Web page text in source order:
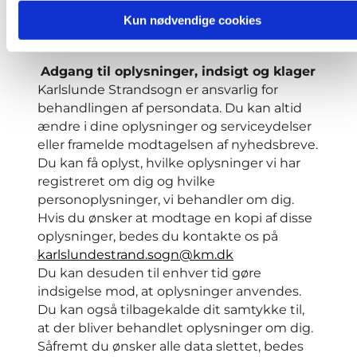
Kun nødvendige cookies
hyppigere. Du kan desuden risikere, at
websitet ikke fungerer optimalt, samt at
der er indhold, du ikke kan få adgang til.
Adgang til oplysninger, indsigt og klager
Karlslunde Strandsogn er ansvarlig for
behandlingen af persondata. Du kan altid
ændre i dine oplysninger og serviceydelser
eller framelde modtagelsen af nyhedsbreve.
Du kan få oplyst, hvilke oplysninger vi har
registreret om dig og hvilke
personoplysninger, vi behandler om dig.
Hvis du ønsker at modtage en kopi af disse
oplysninger, bedes du kontakte os på
karlslundestrand.sogn@km.dk
Du kan desuden til enhver tid gøre
indsigelse mod, at oplysninger anvendes.
Du kan også tilbagekalde dit samtykke til,
at der bliver behandlet oplysninger om dig.
Såfremt du ønsker alle data slettet, bedes